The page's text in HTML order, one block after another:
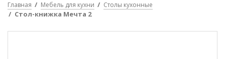
Главная Мебель для кухни Столы кухонные
Стол-книжка Мечта 2